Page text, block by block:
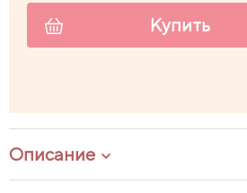
Купить
Описание